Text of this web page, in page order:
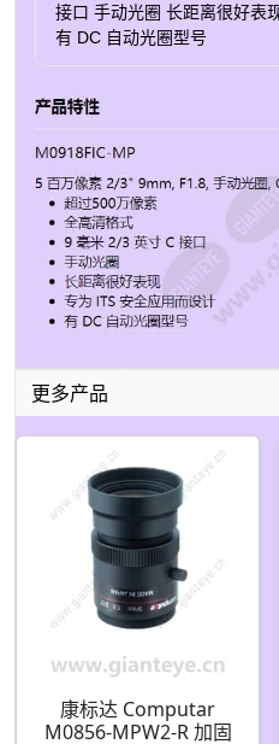
接口 手动光圈 长距离很好表
有 DC 自动光圈型号
更多产品
康标达 Computar
M0856-MPW2-R 加固